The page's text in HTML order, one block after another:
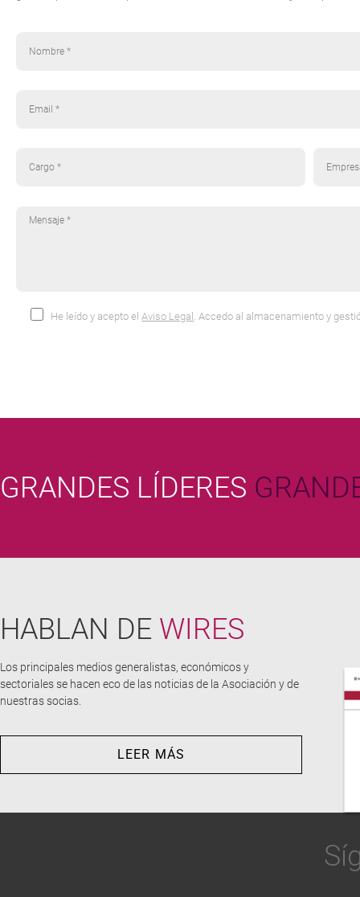
He leído y acepto el Aviso Legal . Accedo al almacenamiento y
GRANDES LÍDERES
HABLAN DE WIRES
Los principales medios generalistas, económicos y
sectoriales se hacen eco de las noticias de la Asociación y de
nuestras socias.
LEER MÁS